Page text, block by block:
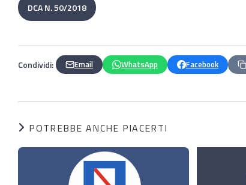
DCA N. 50/2018
Condividi: Email WhatsApp Facebook
POTREBBE ANCHE PIACERTI